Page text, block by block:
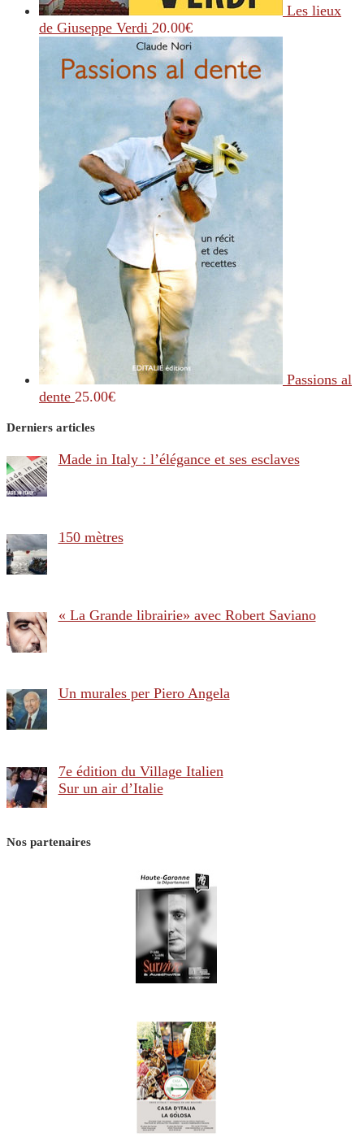
Les lieux
de Giuseppe Verdi 20.00€
Passions al
dente 25.00€
Derniers articles
Made in Italy : l’élégance et ses esclaves
150 mètres
« La Grande librairie» avec Robert Saviano
Un murales per Piero Angela
7e édition du Village Italien
Sur un air d’Italie
Nos partenaires